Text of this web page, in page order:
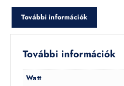
További információk
További információk
Watt